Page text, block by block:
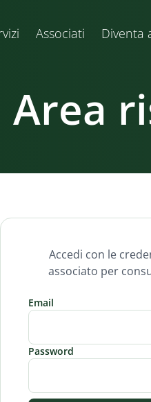
Associati Diventa
Area
Accedi con le
associato per
Email
Password